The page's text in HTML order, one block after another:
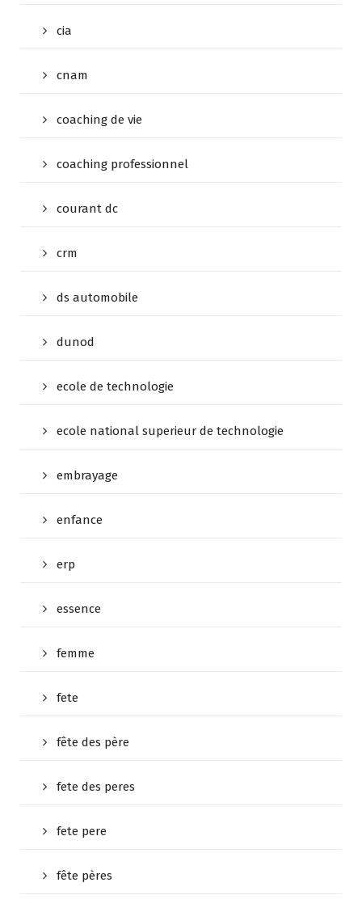
cia
cnam
coaching de vie
coaching professionnel
courant dc
crm
ds automobile
dunod
ecole de technologie
ecole national superieur de technologie
embrayage
enfance
erp
essence
femme
fete
fête des père
fete des peres
fete pere
fête pères